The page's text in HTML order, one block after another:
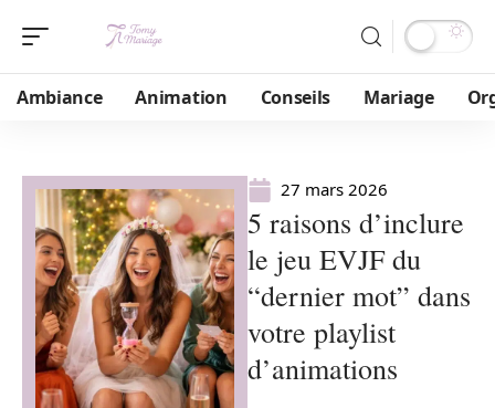
Ambiance Animation Conseils Mariage
27 mars 2026
5 raisons d’inclure
le jeu EVJF du
“dernier mot” dans
votre playlist
d’animations